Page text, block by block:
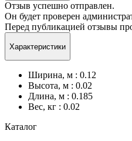
Отзыв успешно отправлен.
Он будет проверен
Перед публикацией отзывы
Характеристики
Ширина, м : 0.12
Высота, м : 0.02
Длина, м : 0.185
Вес, кг : 0.02
Каталог